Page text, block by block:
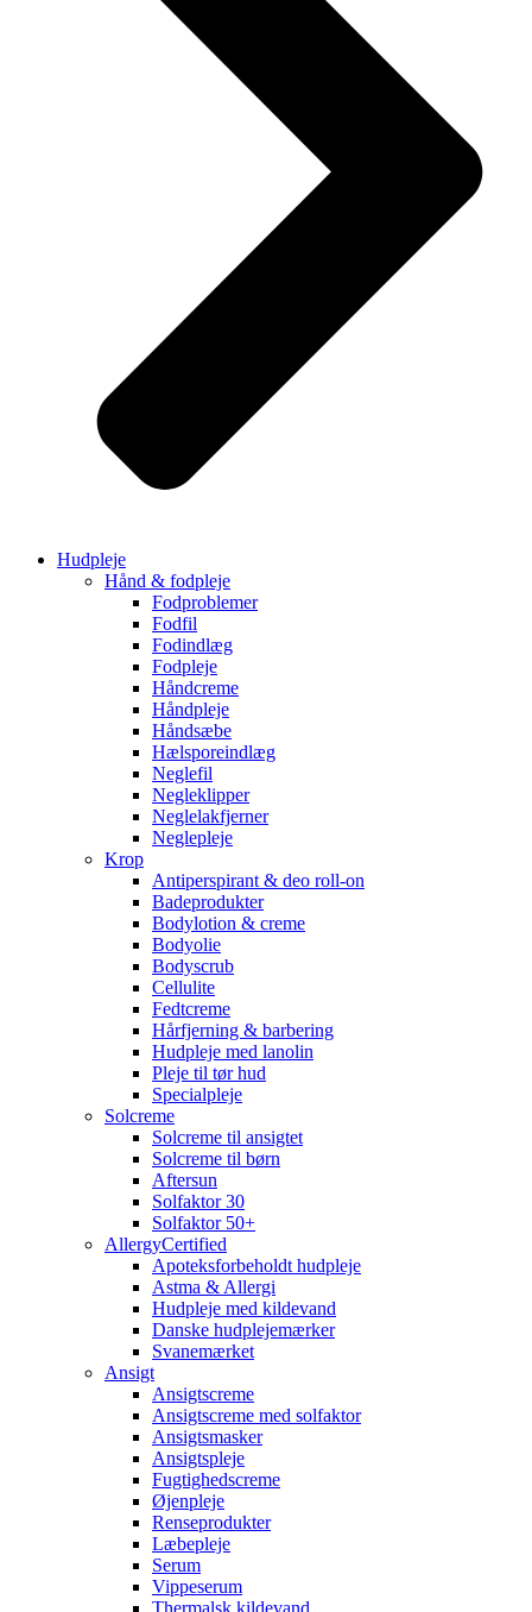
Hudpleje
Hånd & fodpleje
Fodproblemer
Fodfil
Fodindlæg
Fodpleje
Håndcreme
Håndpleje
Håndsæbe
Hælsporeindlæg
Neglefil
Negleklipper
Neglelakfjerner
Neglepleje
Krop
Antiperspirant & deo roll-on
Badeprodukter
Bodylotion & creme
Bodyolie
Bodyscrub
Cellulite
Fedtcreme
Hårfjerning & barbering
Hudpleje med lanolin
Pleje til tør hud
Specialpleje
Solcreme
Solcreme til ansigtet
Solcreme til børn
Aftersun
Solfaktor 30
Solfaktor 50+
AllergyCertified
Apoteksforbeholdt hudpleje
Astma & Allergi
Hudpleje med kildevand
Danske hudplejemærker
Svanemærket
Ansigt
Ansigtscreme
Ansigtscreme med solfaktor
Ansigtsmasker
Ansigtspleje
Fugtighedscreme
Øjenpleje
Renseprodukter
Læbepleje
Serum
Vippeserum
Thermalsk kildevand